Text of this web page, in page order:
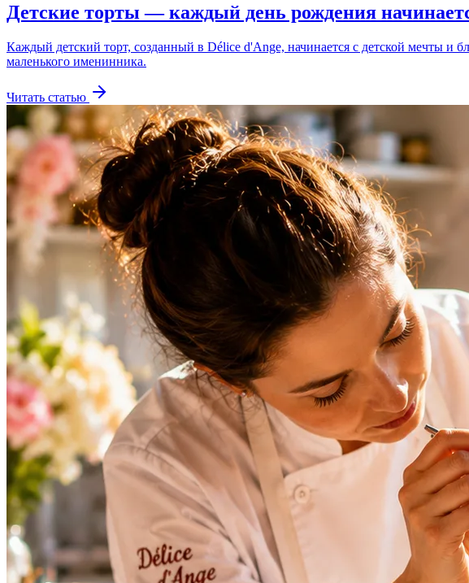
Детские торты — каждый день рождения
Каждый детский торт, созданный в Délice d'Ange, начинается с детской мечты и
маленького именинника.
Читать статью